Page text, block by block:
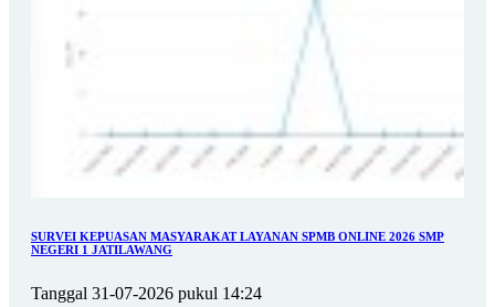
SURVEI KEPUASAN MASYARAKAT LAYANAN SPMB ONLINE 2026 SMP
NEGERI 1 JATILAWANG
Tanggal 31-07-2026 pukul 14:24